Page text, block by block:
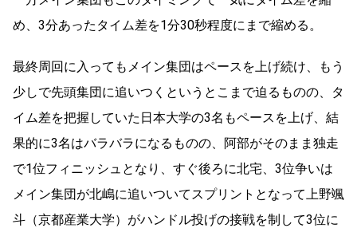
め、3分あったタイム差を1分30秒程度にまで縮める。
最終周回に入ってもメイン集団はペースを上げ続け、もう
少しで先頭集団に追いつくというとこまで迫るものの、タ
イム差を把握していた日本大学の3名もペースを上げ、結
果的に3名はバラバラになるものの、阿部がそのまま独走
で1位フィニッシュとなり、すぐ後ろに北宅、3位争いは
メイン集団が北嶋に追いついてスプリントとなって上野颯
斗（京都産業大学）がハンドル投げの接戦を制して3位に